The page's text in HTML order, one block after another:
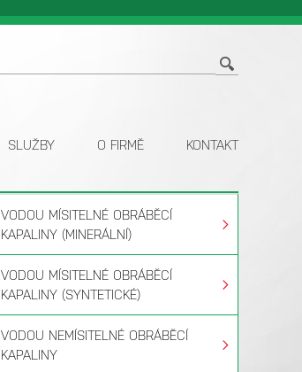
SLUŽBY O FIRMĚ KONTAKT
VODOU MÍSITELNÉ OBRÁBĚCÍ
KAPALINY (MINERÁLNÍ)
VODOU MÍSITELNÉ OBRÁBĚCÍ
KAPALINY (SYNTETICKÉ)
VODOU NEMÍSITELNÉ OBRÁBĚCÍ
KAPALINY